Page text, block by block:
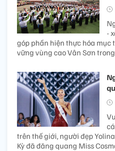
-
góp phần hiện thực hóa mục
vững vùng cao Vân Sơn
trên thế giới, người đẹp
Kỳ đã đăng quang Miss